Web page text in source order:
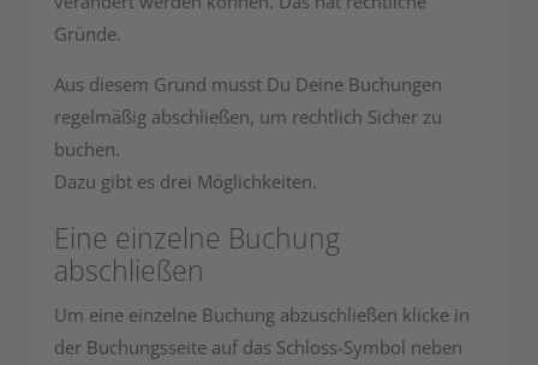
Gründe.
Aus diesem Grund musst Du Deine Buchungen
regelmäßig abschließen, um rechtlich Sicher zu
buchen.
Dazu gibt es drei Möglichkeiten.
Eine einzelne Buchung
abschließen
Um eine einzelne Buchung abzuschließen klicke in
der Buchungsseite auf das Schloss-Symbol neben